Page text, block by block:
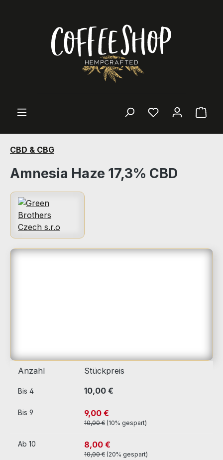
CBD & CBG
Amnesia Haze 17,3% CBD
Bildergalerie überspringen
Anzahl Stückpreis
Bis 4 10,00 €
Bis 9 9,00 €
10,00 € (10% gespart)
Ab 10 8,00 €
10,00 € (20% gespart)